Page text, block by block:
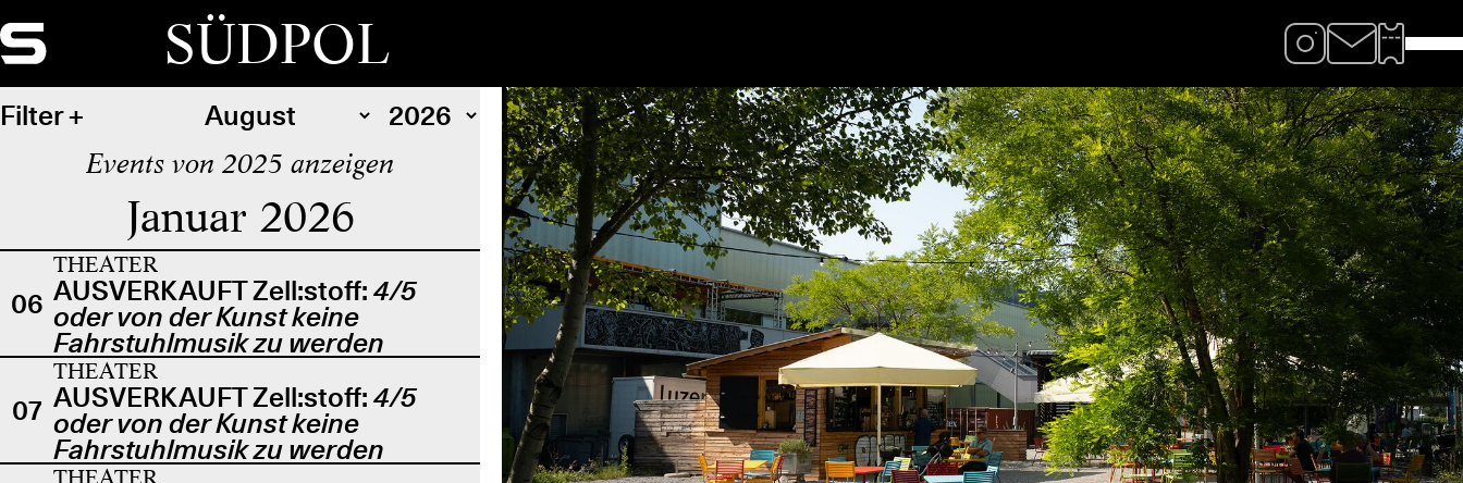
SÜDPOL
Filter
Events von 2025 anzeigen
Januar 2026
06
THEATER
AUSVERKAUFT Zell:stoff: 4/5
oder von der Kunst keine
Fahrstuhlmusik zu werden
07
THEATER
AUSVERKAUFT Zell:stoff: 4/5
oder von der Kunst keine
Fahrstuhlmusik zu werden
THEATER